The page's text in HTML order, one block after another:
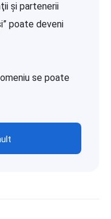
şi partenerii
poate deveni
se poate